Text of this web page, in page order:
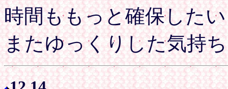
時間ももっと確保した
またゆっくりした気持